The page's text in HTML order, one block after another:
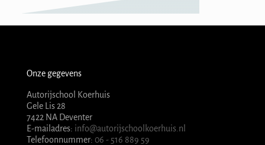
Onze gegevens
Autorijschool Koerhuis
Gele Lis 28
7422 NA Deventer
E-mailadres: info@autorijschoolkoerhuis.nl
Telefoonnummer: 06 - 516 889 59